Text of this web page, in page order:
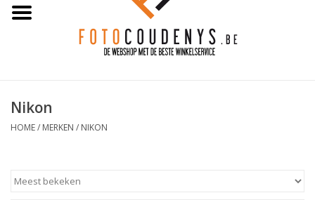
PROMO
Contact
Nikon
HOME/ MERKEN / NIKON